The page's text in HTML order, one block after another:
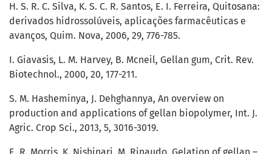
H. S. R. C. Silva, K. S. C. R. Santos, E. I. Ferreira, Quitosana:
derivados hidrossolúveis, aplicações farmacêuticas e
avanços, Quim. Nova, 2006, 29, 776-785.
I. Giavasis, L. M. Harvey, B. Mcneil, Gellan gum, Crit. Rev.
Biotechnol., 2000, 20, 177-211.
S. M. Hasheminya, J. Dehghannya, An overview on
production and applications of gellan biopolymer, Int. J.
Agric. Crop Sci., 2013, 5, 3016-3019.